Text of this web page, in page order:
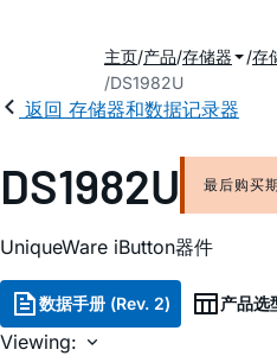
主页 产品 存储器
存
DS1982U
返回 存储器和数据记录器
DS1982U 最后购买
UniqueWare iButton器件
数据手册 (Rev. 2) 产品选
Viewing: